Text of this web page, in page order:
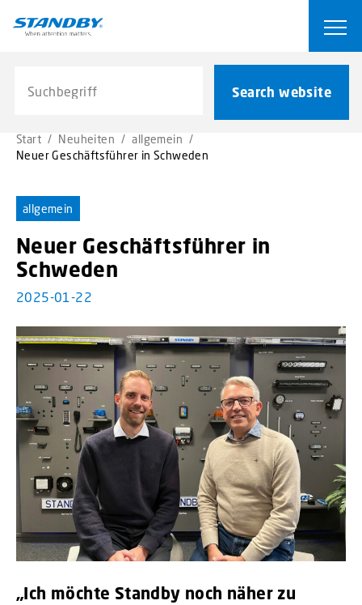
k
a
i
o
n
t
e
n
Search website
Start / Neuheiten / allgemein /
Neuer Geschäftsführer in Schweden
allgemein
Neuer Geschäftsführer in
Schweden
2025-01-22
„Ich möchte Standby noch näher zu